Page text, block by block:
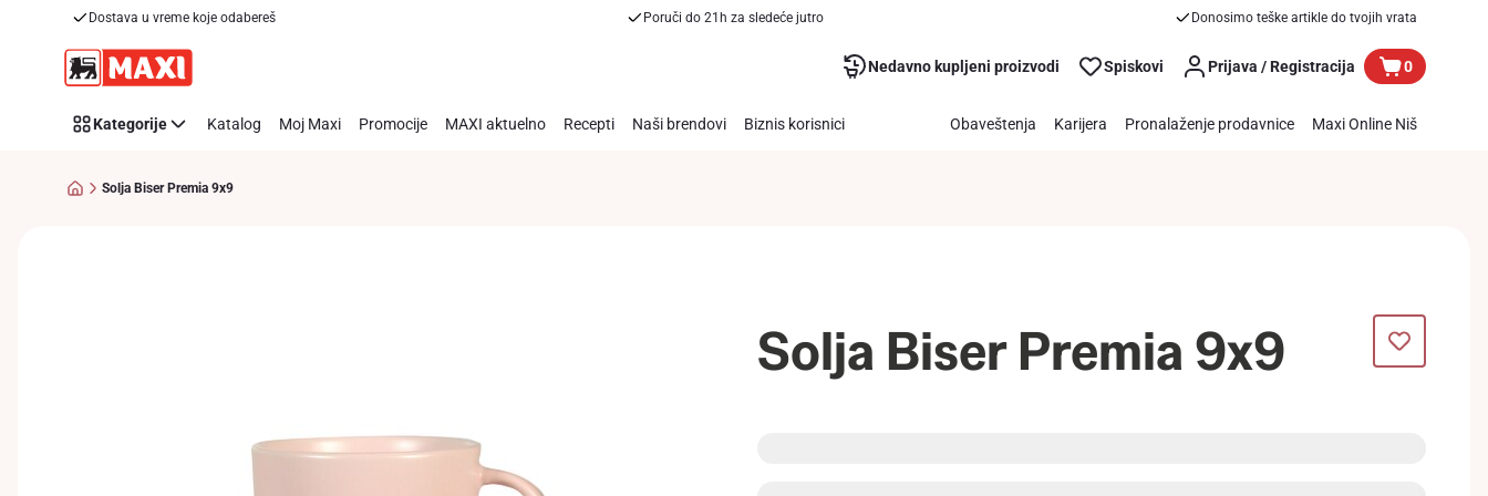
Dostava u vreme koje odabereš Poruči do 21h za sledeće jutro Donosimo teške artikle do tvojih vrata
Nedavno kupljeni proizvodi Spiskovi Prijava / Registracija 0
Kategorije Katalog Moj Maxi Promocije MAXI aktuelno Recepti Naši brendovi Biznis korisnici Obaveštenja Karijera Pronalaženje prodavnice Maxi Online Niš
Solja Biser Premia 9x9
Solja Biser Premia 9x9